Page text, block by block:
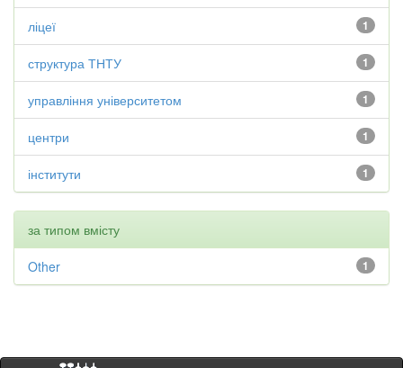
1
ліцеї
1
структура ТНТУ
1
управління університетом
1
центри
1
інститути
за типом вмісту
1
Other